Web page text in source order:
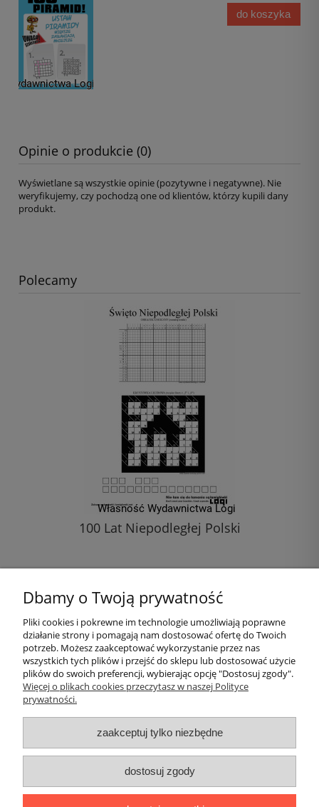
do koszyka
Opinie o produkcie (0)
Wyświetlane są wszystkie opinie (pozytywne i negatywne). Nie
weryfikujemy, czy pochodzą one od klientów, którzy kupili dany
produkt.
Polecamy
100 Lat Niepodległej Polski
do koszyka
Pomoc
Moje konto
Informacje
O nas
Dbamy o Twoją prywatność
Pliki cookies i pokrewne im technologie umożliwiają poprawne
działanie strony i pomagają nam dostosować ofertę do Twoich
potrzeb. Możesz zaakceptować wykorzystanie przez nas
wszystkich tych plików i przejść do sklepu lub dostosować użycie
plików do swoich preferencji, wybierając opcję "Dostosuj zgody".
Więcej o plikach cookies przeczytasz w naszej Polityce
prywatności.
zaakceptuj tylko niezbędne
dostosuj zgody